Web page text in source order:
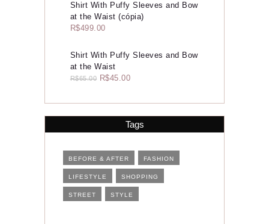
Shirt With Puffy Sleeves and Bow
at the Waist (cópia)
R$499.00
Shirt With Puffy Sleeves and Bow
at the Waist
R$65.00 R$45.00
Tags
BEFORE & AFTER FASHION
LIFESTYLE SHOPPING
STREET STYLE